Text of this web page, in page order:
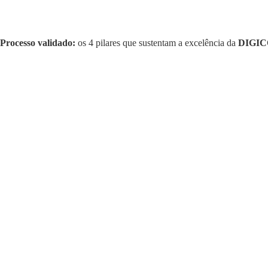
Processo validado: os 4 pilares que sustentam a excelência da